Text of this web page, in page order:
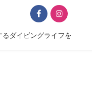
るダイビングライフを